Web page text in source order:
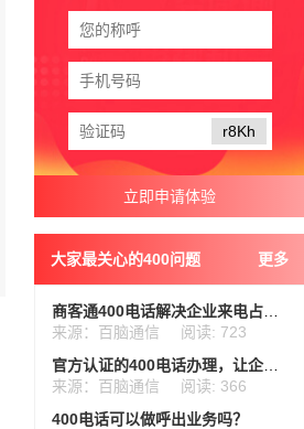
r8Kh
大家最关心的400问题 更多
来源：百脑通信
阅读: 723
官方认证的400电话办理，让企业更专业
来源：百脑通信
阅读: 366
400电话可以做呼出业务吗？